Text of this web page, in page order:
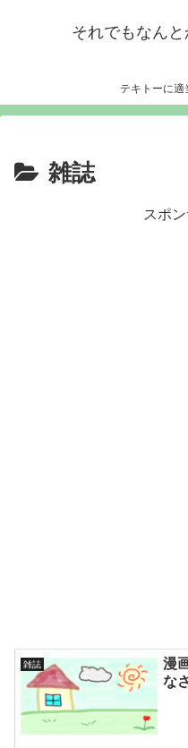
それでもなん
テキトーに
雑誌
スポ
雑誌
漫
な